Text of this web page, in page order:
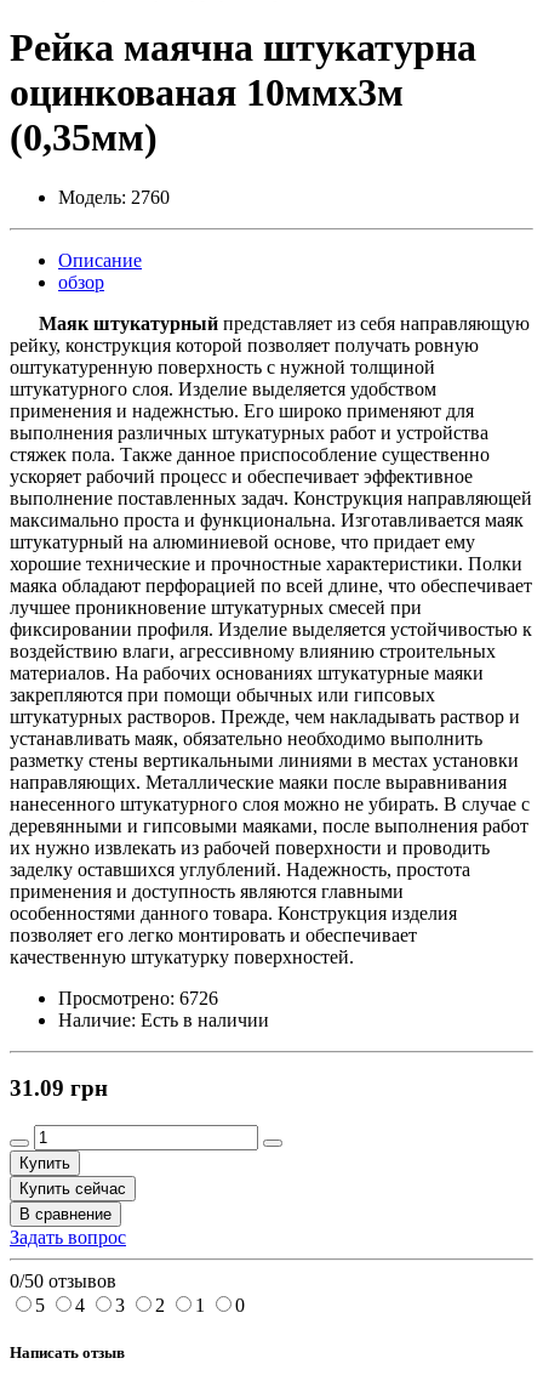
Рейка маячна штукатурна
оцинкованая 10ммx3м
(0,35мм)
Модель: 2760
Описание
обзор
Маяк штукатурный представляет из себя направляющую
рейку, конструкция которой позволяет получать ровную
оштукатуренную поверхность с нужной толщиной
штукатурного слоя. Изделие выделяется удобством
применения и надежнстью. Его широко применяют для
выполнения различных штукатурных работ и устройства
стяжек пола. Также данное приспособление существенно
ускоряет рабочий процесс и обеспечивает эффективное
выполнение поставленных задач. Конструкция направляющей
максимально проста и функциональна. Изготавливается маяк
штукатурный на алюминиевой основе, что придает ему
хорошие технические и прочностные характеристики. Полки
маяка обладают перфорацией по всей длине, что обеспечивает
лучшее проникновение штукатурных смесей при
фиксировании профиля. Изделие выделяется устойчивостью к
воздействию влаги, агрессивному влиянию строительных
материалов. На рабочих основаниях штукатурные маяки
закрепляются при помощи обычных или гипсовых
штукатурных растворов. Прежде, чем накладывать раствор и
устанавливать маяк, обязательно необходимо выполнить
разметку стены вертикальными линиями в местах установки
направляющих. Металлические маяки после выравнивания
нанесенного штукатурного слоя можно не убирать. В случае с
деревянными и гипсовыми маяками, после выполнения работ
их нужно извлекать из рабочей поверхности и проводить
заделку оставшихся углублений. Надежность, простота
применения и доступность являются главными
особенностями данного товара. Конструкция изделия
позволяет его легко монтировать и обеспечивает
качественную штукатурку поверхностей.
Просмотрено: 6726
Наличие: Есть в наличии
31.09 грн
Купить
Купить сейчас
В сравнение
Задать вопрос
0/50 отзывов
5
4 3 2 1 0
Написать отзыв